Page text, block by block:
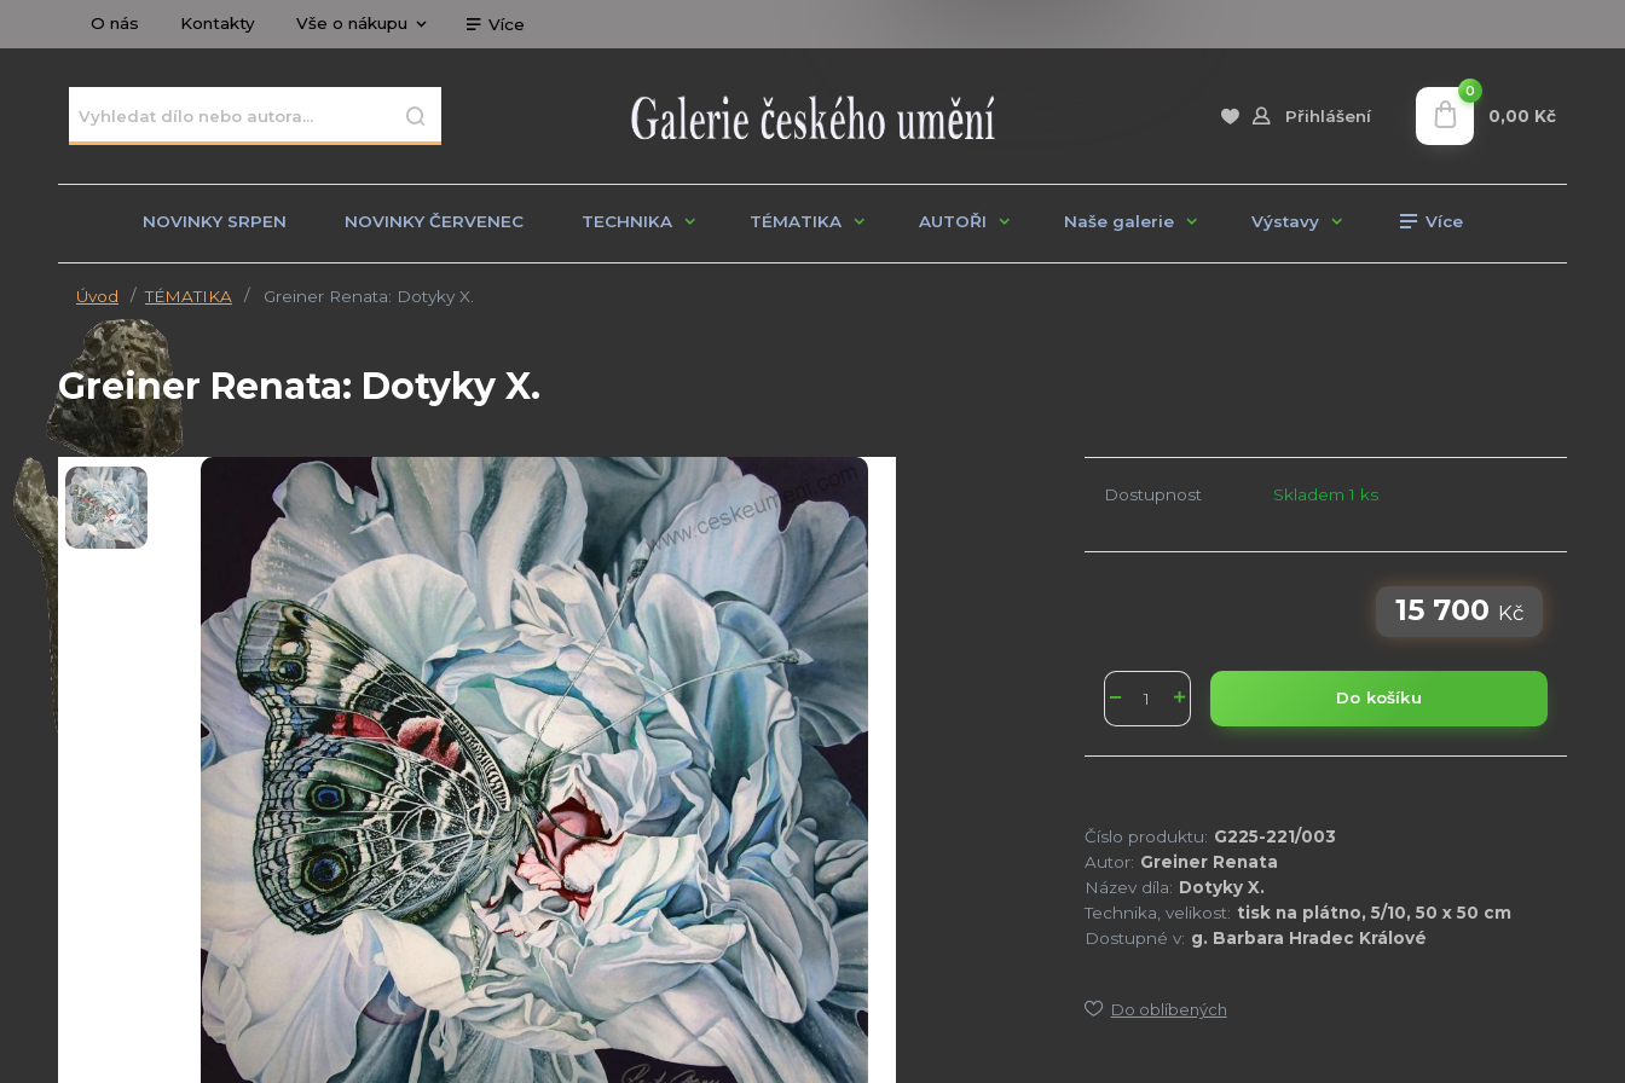
O nás Kontakty Vše o nákupu Více
Přihlášení
0
0,00 Kč
NOVINKY SRPEN NOVINKY ČERVENEC TECHNIKA TÉMATIKA AUTOŘI Naše galerie Výstavy Více
Úvod TÉMATIKA Greiner Renata: Dotyky X.
Greiner Renata: Dotyky X.
Dostupnost Skladem 1 ks
15 700 Kč
Do košíku
Číslo produktu: G225-221/003
Autor: Greiner Renata
Název díla: Dotyky X.
Technika, velikost: tisk na plátno, 5/10, 50 x 50 cm
Dostupné v: g. Barbara Hradec Králové
Do oblíbených